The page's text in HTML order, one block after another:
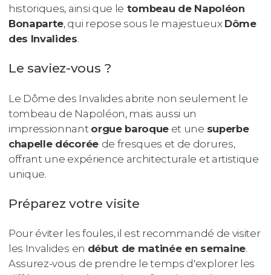
historiques, ainsi que le tombeau de Napoléon
Bonaparte, qui repose sous le majestueux Dôme
des Invalides.
Le saviez-vous ?
Le Dôme des Invalides abrite non seulement le
tombeau de Napoléon, mais aussi un
impressionnant orgue baroque et une superbe
chapelle décorée de fresques et de dorures,
offrant une expérience architecturale et artistique
unique.
Préparez votre visite
Pour éviter les foules, il est recommandé de visiter
les Invalides en début de matinée en semaine.
Assurez-vous de prendre le temps d'explorer les